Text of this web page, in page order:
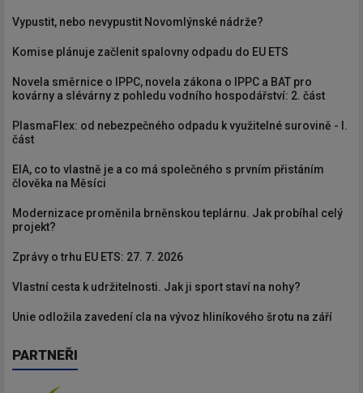
Vypustit, nebo nevypustit Novomlýnské nádrže?
Komise plánuje začlenit spalovny odpadu do EU ETS
Novela směrnice o IPPC, novela zákona o IPPC a BAT pro
kovárny a slévárny z pohledu vodního hospodářství: 2. část
PlasmaFlex: od nebezpečného odpadu k využitelné surovině - I.
část
EIA, co to vlastně je a co má společného s prvním přistáním
člověka na Měsíci
Modernizace proměnila brněnskou teplárnu. Jak probíhal celý
projekt?
Zprávy o trhu EU ETS: 27. 7. 2026
Vlastní cesta k udržitelnosti. Jak ji sport staví na nohy?
Unie odložila zavedení cla na vývoz hliníkového šrotu na září
PARTNEŘI